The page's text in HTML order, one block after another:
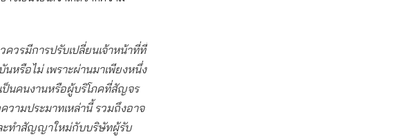
วรมีการปรับเปลี่ยนเจ้าหน้าที่ที่
หรือไม่ เพราะผ่านมาเพียงหนึ่ง
ป็นคนงานหรือผู้บริโภคที่สัญจร
วามประมาทเหล่านี้ รวมถึงอาจ
ะทำสัญญาใหม่กับบริษัทผู้รับ